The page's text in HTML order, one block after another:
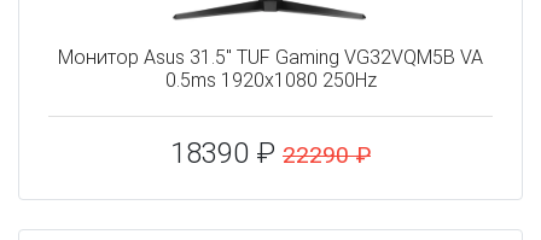
Монитор Asus 31.5" TUF Gaming VG32VQM5B VA
0.5ms 1920x1080 250Hz
18390 ₽ 22290 ₽